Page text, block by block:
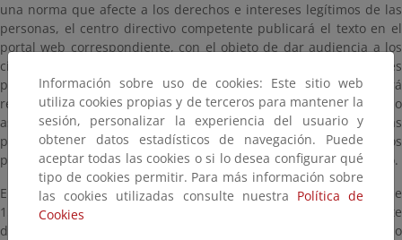
una norma que afecte a los derechos e intereses legítimos de las
personas, el centro directivo competente publicará el texto en el
portal web correspondiente, con el objeto de dar audiencia a los
ciudadanos afectados y obtener cuantas aportaciones adicionales
puedan hacerse por otras personas o entidades. Asimismo, podrá
recabarse directamente la opinión de las organizaciones o
asociaciones reconocidas por ley que agrupen o representen a las
personas cuyos derechos o intereses legítimos se vieren afectados
por la norma y cuyos fines guarden relación directa con su objeto.
El plazo mínimo de esta audiencia e información públicas será de
15 días hábiles, y podrá ser reducido hasta un mínimo de siete
días hábiles cuando razones debidamente motivadas así lo
Información sobre uso de cookies: Este sitio web
utiliza cookies propias y de terceros para mantener la
sesión, personalizar la experiencia del usuario y
obtener datos estadísticos de navegación. Puede
aceptar todas las cookies o si lo desea configurar qué
tipo de cookies permitir. Para más información sobre
las cookies utilizadas consulte nuestra Política de
Cookies